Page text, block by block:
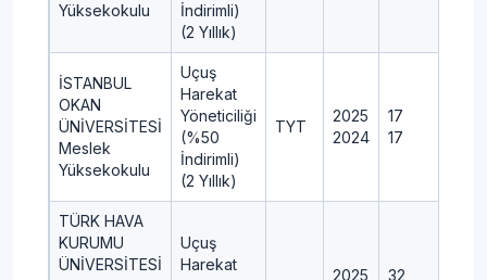
Yüksekokulu
İndirimli)
(2 Yıllık)
İSTANBUL
OKAN
ÜNİVERSİTESİ
Meslek
Yüksekokulu
Uçuş
Harekat
Yöneticiliği
(%50
İndirimli)
(2 Yıllık)
TYT
2025
2024
17
17
TÜRK HAVA
KURUMU
ÜNİVERSİTESİ
Uçuş
Harekat
2025 32